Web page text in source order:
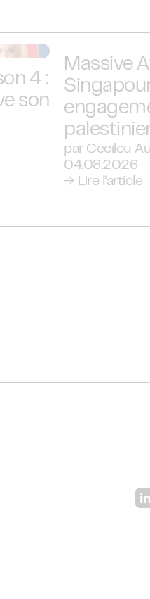
4 :
son
Massive
par Cecilou
04.08.2026
→ Lire l’article